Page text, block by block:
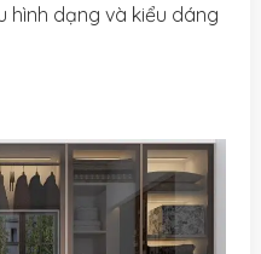
hình dạng và kiểu dáng